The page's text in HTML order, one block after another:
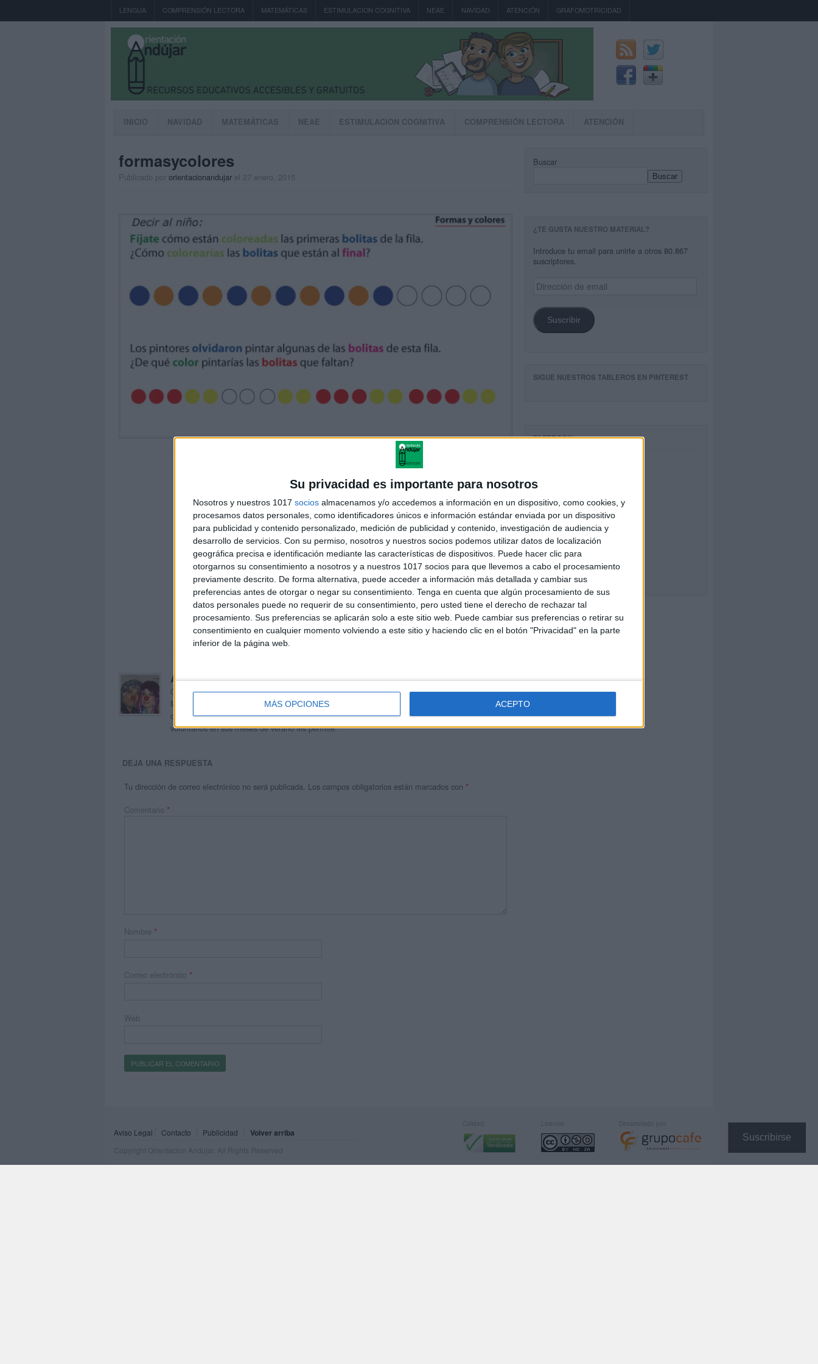
Su privacidad es importante para nosotros
Nosotros y nuestros 1017 socios almacenamos y/o accedemos a información en un dispositivo, como cookies, y
procesamos datos personales, como identificadores únicos e información estándar enviada por un dispositivo
para publicidad y contenido personalizado, medición de publicidad y contenido, investigación de audiencia y
desarrollo de servicios. Con su permiso, nosotros y nuestros socios podemos utilizar datos de localización
geográfica precisa e identificación mediante las características de dispositivos. Puede hacer clic para
otorgarnos su consentimiento a nosotros y a nuestros 1017 socios para que llevemos a cabo el procesamiento
previamente descrito. De forma alternativa, puede acceder a información más detallada y cambiar sus
preferencias antes de otorgar o negar su consentimiento. Tenga en cuenta que algún procesamiento de sus
datos personales puede no requerir de su consentimiento, pero usted tiene el derecho de rechazar tal
procesamiento. Sus preferencias se aplicarán solo a este sitio web. Puede cambiar sus preferencias o retirar su
consentimiento en cualquier momento volviendo a este sitio y haciendo clic en el botón "Privacidad" en la parte
inferior de la página web.
MÁS OPCIONES ACEPTO
Suscribirse
LENGUA COMPRENSIÓN LECTORA MATEMÁTICAS ESTIMULACION COGNITIVA NEAE NAVIDAD ATENCIÓN GRAFOMOTRICIDAD
INICIO NAVIDAD MATEMÁTICAS NEAE ESTIMULACION COGNITIVA COMPRENSIÓN LECTORA ATENCIÓN
formasycolores
Publicado por orientacionandujar el 27 enero, 2015
Acerca de orientacionandujar
Orientación Andújar no es solo un blog, es la apuesta personal de dos profesores Ginés y
Maribel, que además de ser pareja, son los encargados de los contenidos que encontramos
dentro del blog y en el cual, vuelcan la mayor parte del tiempo, que sus tareas como docentes, y
voluntarios en sus meses de verano les permite.
DEJA UNA RESPUESTA
Tu dirección de correo electrónico no será publicada. Los campos obligatorios están marcados con *
Comentario *
Nombre *
Correo electrónico *
Web
Buscar
Buscar
¿TE GUSTA NUESTRO MATERIAL?
Introduce tu email para unirte a otros 80.867
suscriptores.
Dirección
de
Suscribir
SIGUE NUESTROS TABLEROS EN PINTEREST
FACEBOOK
Aviso Legal Contacto Publicidad Volver arriba